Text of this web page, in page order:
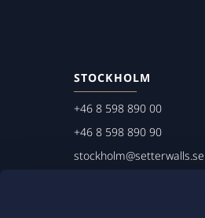
STOCKHOLM
+46 8 598 890 00
+46 8 598 890 90
stockholm@setterwalls.se